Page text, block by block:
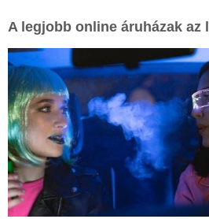
A legjobb online áruházak az